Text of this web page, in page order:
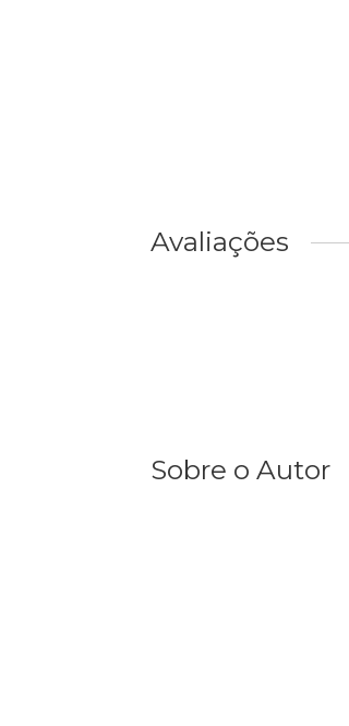
Avaliações
Sobre o Autor